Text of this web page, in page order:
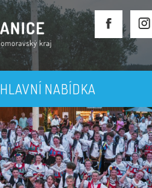
HLAVNÍ NABÍDKA